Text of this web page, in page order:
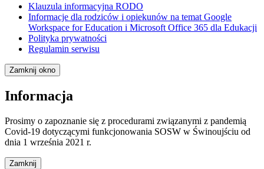
Klauzula informacyjna RODO
Informacje dla rodziców i opiekunów na temat Google
Workspace for Education i Microsoft Office 365 dla Edukacji
Polityka prywatności
Regulamin serwisu
Zamknij okno
Informacja
Prosimy o zapoznanie się z procedurami związanymi z pandemią
Covid-19 dotyczącymi funkcjonowania SOSW w Świnoujściu od
dnia 1 września 2021 r.
Zamknij